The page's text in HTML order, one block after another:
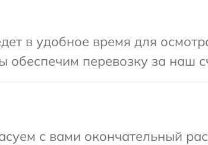
в удобное время для
обеспечим перевозку за наш
с вами окончательный